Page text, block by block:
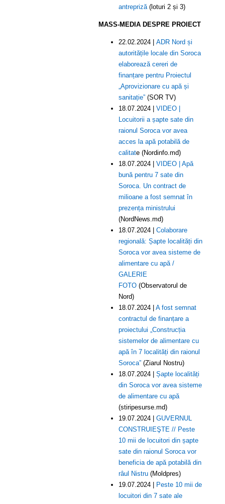
antrepriză(loturi 2 și 3)
MASS-MEDIA DESPRE PROIECT
22.02.2024 | ADR Nord și
autoritățile locale din Soroca
elaborează cereri de
finanțare pentru Proiectul
„Aprovizionare cu apă și
sanitație”(SOR TV)
18.07.2024 | VIDEO |
Locuitorii a șapte sate din
raionul Soroca vor avea
acces la apă potabilă de
calitate (Nordinfo.md)
18.07.2024 | VIDEO | Apă
bună pentru 7 sate din
Soroca. Un contract de
milioane a fost semnat în
prezența ministrului
(NordNews.md)
18.07.2024 | Colaborare
regională: Șapte localități din
Soroca vor avea sisteme de
alimentare cu apă /
GALERIE
FOTO(Observatorul de
Nord)
18.07.2024 | A fost semnat
contractul de finanțare a
proiectului „Construcția
sistemelor de alimentare cu
apă în 7 localități din raionul
Soroca”(Ziarul Nostru)
18.07.2024 | Șapte localități
din Soroca vor avea sisteme
de alimentare cu apă
(stiripesurse.md)
19.07.2024 | GUVERNUL
CONSTRUIEŞTE // Peste
10 mii de locuitori din șapte
sate din raionul Soroca vor
beneficia de apă potabilă din
râul Nistru(Moldpres)
19.07.2024 |
Peste 10 mii de
locuitori din 7 sate ale